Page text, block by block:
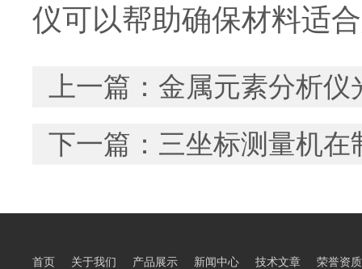
仪可以帮助确保材料适
上一篇： 金属元素分析仪
下一篇： 三坐标测量机
首页 关于我们 产品展示 新闻中心 技术文章 荣誉资质